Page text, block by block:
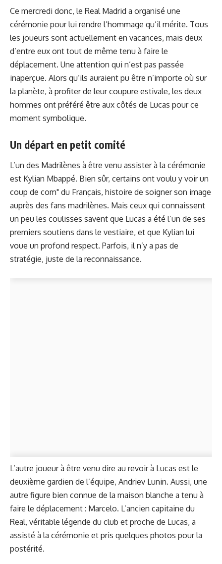
Ce mercredi donc, le Real Madrid a organisé une
cérémonie pour lui rendre l’hommage qu’il mérite. Tous
les joueurs sont actuellement en vacances, mais deux
d’entre eux ont tout de même tenu à faire le
déplacement. Une attention qui n’est pas passée
inaperçue. Alors qu’ils auraient pu être n’importe où sur
la planète, à profiter de leur coupure estivale, les deux
hommes ont préféré être aux côtés de Lucas pour ce
moment symbolique.
Un départ en petit comité
L’un des Madrilènes à être venu assister à la cérémonie
est Kylian Mbappé. Bien sûr, certains ont voulu y voir un
coup de com" du Français, histoire de soigner son image
auprès des fans madrilènes. Mais ceux qui connaissent
un peu les coulisses savent que Lucas a été l’un de ses
premiers soutiens dans le vestiaire, et que Kylian lui
voue un profond respect. Parfois, il n’y a pas de
stratégie, juste de la reconnaissance.
L’autre joueur à être venu dire au revoir à Lucas est le
deuxième gardien de l’équipe, Andriev Lunin. Aussi, une
autre figure bien connue de la maison blanche a tenu à
faire le déplacement : Marcelo. L’ancien capitaine du
Real, véritable légende du club et proche de Lucas, a
assisté à la cérémonie et pris quelques photos pour la
postérité.